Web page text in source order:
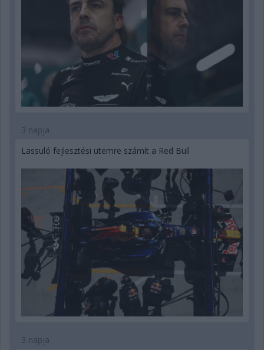
3 napja
Lassuló fejlesztési ütemre számít a Red Bull
3 napja